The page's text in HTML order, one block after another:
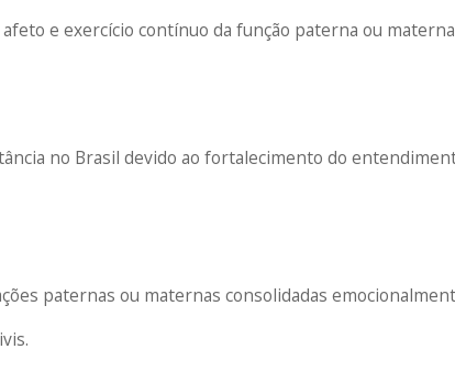
e exercício contínuo da função paterna ou
no Brasil devido ao fortalecimento do
paternas ou maternas consolidadas